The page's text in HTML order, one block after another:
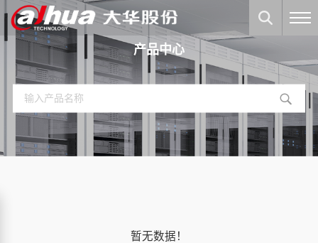
产品中心
暂无数据！